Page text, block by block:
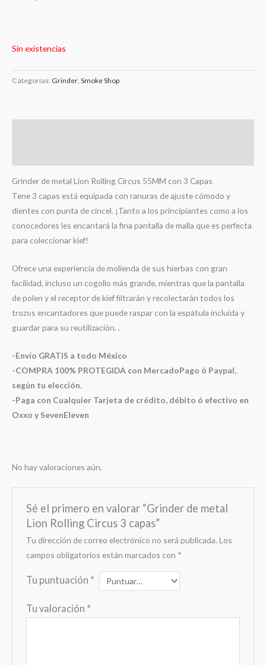
Sin existencias
Categorías: Grinder Smoke Shop
Grinder de metal Lion Rolling Circus 55MM con 3 Capas
Tene 3 capas está equipada con ranuras de ajuste cómodo y
dientes con punta de cincel. ¡Tanto a los principiantes como a los
conocedores les encantará la fina pantalla de malla que es perfecta
para coleccionar kief!
Ofrece una experiencia de molienda de sus hierbas con gran
facilidad, incluso un cogollo más grande, mientras que la pantalla
de polen y el receptor de kief filtrarán y recolectarán todos los
trozos encantadores que puede raspar con la espátula incluida y
guardar para su reutilización. .
-Envío GRATIS a todo México
-COMPRA 100% PROTEGIDA con MercadoPago ó Paypal,
según tu elección.
-Paga con Cualquier Tarjeta de crédito, débito ó efectivo en
Oxxo y SevenEleven
No hay valoraciones aún.
Sé el primero en valorar “Grinder de metal
Lion Rolling Circus 3 capas”
Tu dirección de correo electrónico no será publicada. Los
campos obligatorios están marcados con *
Tu puntuación *
Tu valoración *